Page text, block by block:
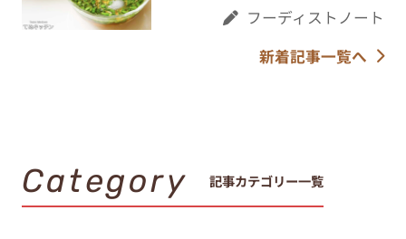
フーディストノート
新着記事一覧へ
Category 記事カテゴリー一覧